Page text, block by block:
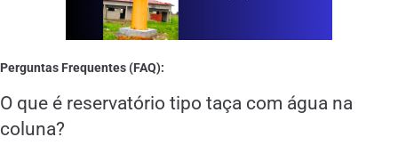
Perguntas Frequentes (FAQ):
O que é reservatório tipo taça com água na
coluna?